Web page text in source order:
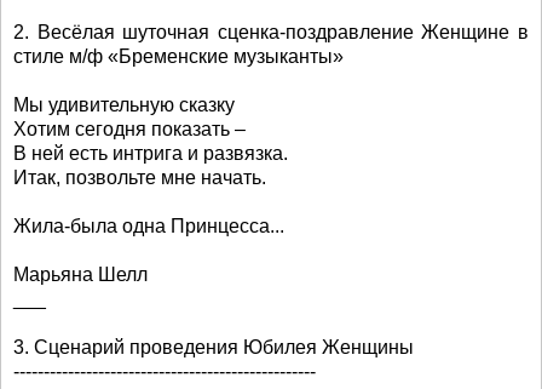
2. Весёлая шуточная сценка-поздравление Женщине в
стиле м/ф «Бременские музыканты»
Мы удивительную сказку
Хотим сегодня показать –
В ней есть интрига и развязка.
Итак, позвольте мне начать.
Жила-была одна Принцесса...
Марьяна Шелл
3. Сценарий проведения Юбилея Женщины
--------------------------------------------------